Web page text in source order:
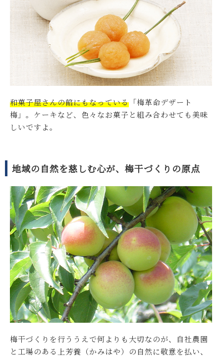
和菓子屋さんの餡にもなっている 「梅革命デザート
梅」。ケーキなど、色々なお菓子と組み合わせても美味
しいですよ。
地域の自然を慈しむ心が、梅干づくりの原点
梅干づくりを行ううえで何よりも大切なのが、自社農園
と工場のある上芳養（かみはや）の自然に敬意を払い、